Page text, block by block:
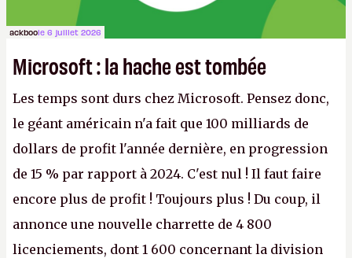
ackboole 6 juillet 2026
Microsoft : la hache est tombée
Les temps sont durs chez Microsoft. Pensez donc,
le géant américain n'a fait que 100 milliards de
dollars de profit l'année dernière, en progression
de 15 % par rapport à 2024. C'est nul ! Il faut faire
encore plus de profit ! Toujours plus ! Du coup, il
annonce une nouvelle charrette de 4 800
licenciements, dont 1 600 concernant la division